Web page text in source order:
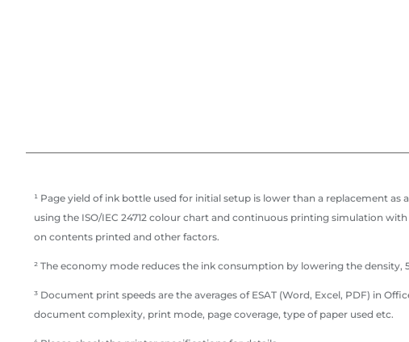
¹ Page yield of ink bottle used for initial setup is lower than a replacement
using the ISO/IEC 24712 colour chart and continuous printing simulation
on contents printed and other factors.
² The economy mode reduces the ink consumption by lowering the density,
³ Document print speeds are the averages of ESAT (Word, Excel, PDF) in
document complexity, print mode, page coverage, type of paper used etc.